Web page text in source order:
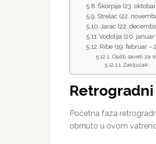
Škorpija (23.
Strelac (22.
Jarac (22.
Vodolija (20. januar
Ribe (19. februar –
Opšti saveti za
Zaključak:
Retrogradni
Početna faza
obrnuto u ovom